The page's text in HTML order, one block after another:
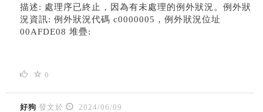
描述: 處理序已終止，因為有未處理的例外狀況。例外狀
況資訊: 例外狀況代碼 c0000005，例外狀況位址
00AFDE08 堆疊:
0
好狗 發文於 2024/06/09